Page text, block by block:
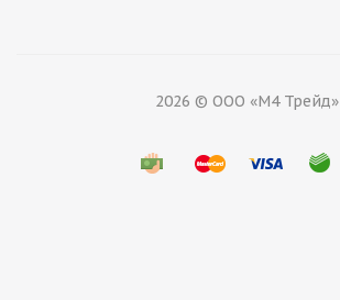
2026 © ООО «М4 Трейд»